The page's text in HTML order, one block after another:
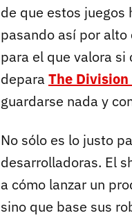
de que estos juegos
pasando así por
para el que valora si
depara The Division
guardarse nada y
No sólo es lo justo
desarrolladoras. El
a cómo lanzar un
sino que base sus